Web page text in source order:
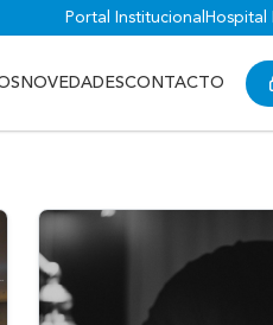
Portal Institucional Hospital
NOVEDADESCONTACTO